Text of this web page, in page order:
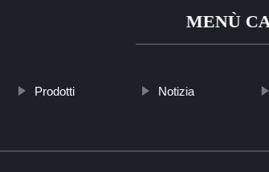
MENÙ
Prodotti Notizia